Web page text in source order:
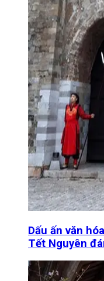
Dấu ấn văn
Tết Nguyên